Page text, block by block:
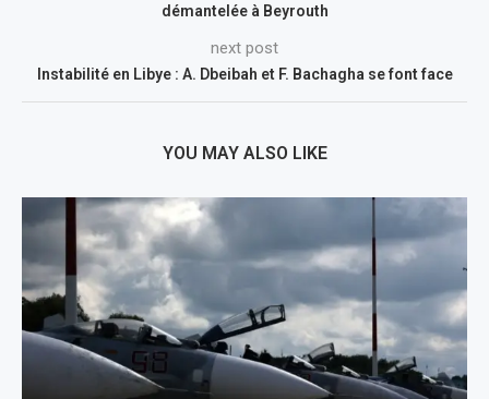
démantelée à Beyrouth
next post
Instabilité en Libye : A. Dbeibah et F. Bachagha se font face
YOU MAY ALSO LIKE